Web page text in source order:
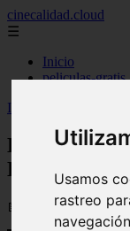
Usamos
rastreo
cinecalidad.cloud
☰
Inicio
peliculas-gratis
Inicio
El cadáver
Explicado
📅 20/08/2025